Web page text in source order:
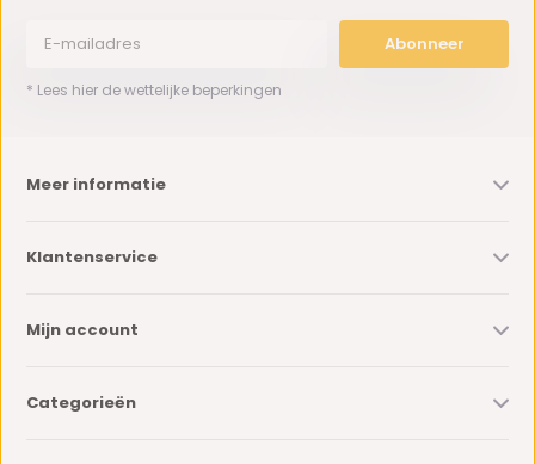
Abonneer
* Lees hier de wettelijke beperkingen
Meer informatie
Klantenservice
Mijn account
Categorieën